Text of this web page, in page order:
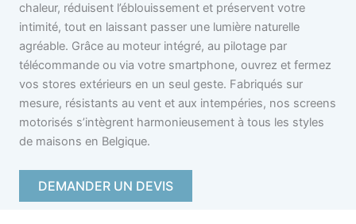
chaleur, réduisent l’éblouissement et préservent votre
intimité, tout en laissant passer une lumière naturelle
agréable. Grâce au moteur intégré, au pilotage par
télécommande ou via votre smartphone, ouvrez et fermez
vos stores extérieurs en un seul geste. Fabriqués sur
mesure, résistants au vent et aux intempéries, nos screens
motorisés s’intègrent harmonieusement à tous les styles
de maisons en Belgique.
DEMANDER UN DEVIS